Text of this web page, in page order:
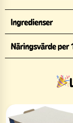
Ingredienser
Näringsvärde per